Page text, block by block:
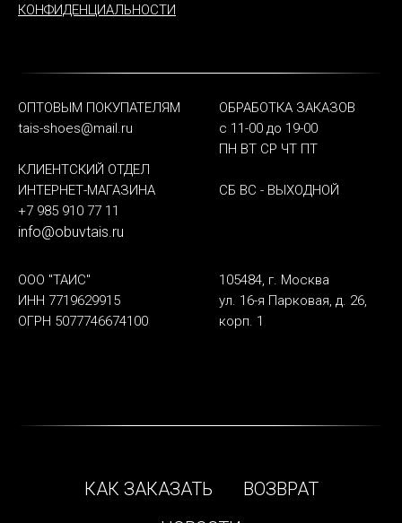
КОНФИДЕНЦИАЛЬНОСТИ
ОПТОВЫМ ПОКУПАТЕЛЯМ
tais-shoes@mail.ru
КЛИЕНТСКИЙ ОТДЕЛ
ИНТЕРНЕТ-МАГАЗИНА
+7 985 910 77 11
info@obuvtais.ru
ОБРАБОТКА ЗАКАЗОВ
с 11-00 до 19-00
ПН ВТ СР ЧТ ПТ
СБ ВС - ВЫХОДНОЙ
ООО "ТАИС"
ИНН 7719629915
ОГРН 5077746674100
105484, г. Москва
ул. 16-я Парковая, д. 26,
корп. 1
КАК ЗАКАЗАТЬ
ВОЗВРАТ